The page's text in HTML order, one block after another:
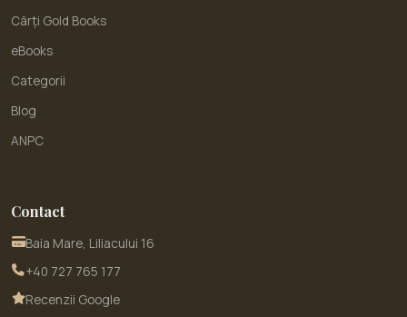
Cărți Gold Books
eBooks
Categorii
Blog
ANPC
Contact
Baia Mare, Liliacului 16
+40 727 765 177
Recenzii Google